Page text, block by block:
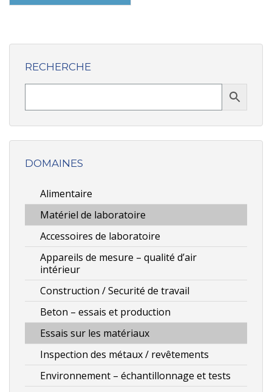
DE
$2,968.00 CAD
$4,359.00 CAD
plusieurs
variations.
options
peuvent
être
sur
la
page
du
produit
RECHERCHE
DOMAINES
Alimentaire
Matériel de laboratoire
Accessoires de laboratoire
Appareils de mesure – qualité d’air
intérieur
Construction / Securité de travail
Beton – essais et production
Essais sur les matériaux
Inspection des métaux / revêtements
Environnement – échantillonnage et tests